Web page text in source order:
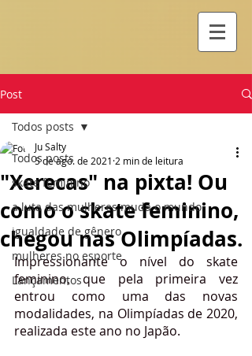
Post
Todos posts
skate feminino
a luta das mulheres muda o mundo
igualdade de gênero
mulheres no esporte
Lançamentos
Todos posts
"Xerecas" na pixta! Ou
como o skate feminino,
chegou nas Olimpíadas.
Ju Salty
5 de ago. de 2021 2 min de leitura
Impressionante o nível do skate
feminino, que pela primeira vez
entrou como uma das novas
modalidades, na Olimpíadas de 2020,
realizada este ano no Japão.